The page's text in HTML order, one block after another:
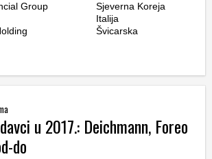
Group
Sjeverna Koreja
Italija
Švicarska
u 2017.: Deichmann, Foreo
do